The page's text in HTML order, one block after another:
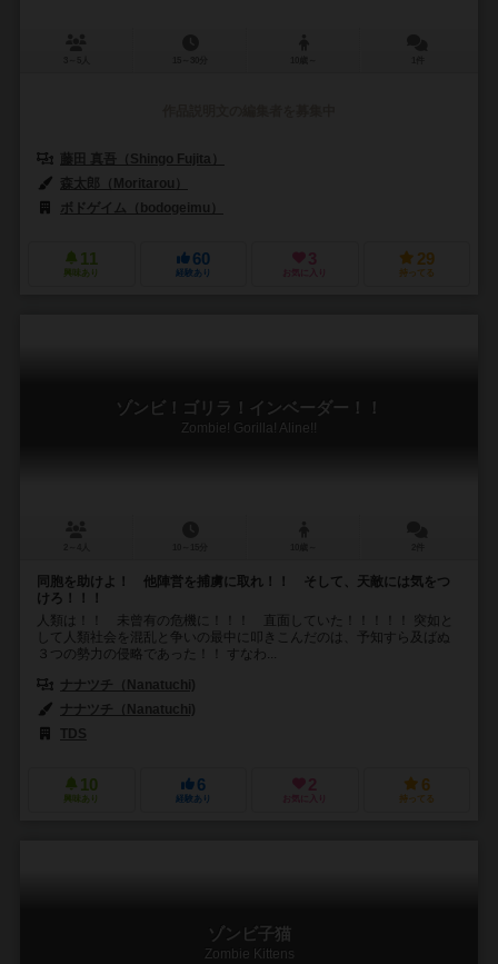
藤田 真吾（Shingo Fujita）
森太郎（Moritarou）
ボドゲイム（bodogeimu）
11
興味あり
60
経験あり
3
お気に入り
29
持ってる
ゾンビ！ゴリラ！インベーダー！！
Zombie! Gorilla! Aline!!
同胞を助けよ！ 他陣営を捕虜に取れ！！ そして、天敵には気をつ
けろ！！！
人類は！！ 未曾有の危機に！！！ 直面していた！！！！！ 突如と
して人類社会を混乱と争いの最中に叩きこんだのは、予知すら及ばぬ
３つの勢力の侵略であった！！ すなわ...
ナナツチ（Nanatuchi)
ナナツチ（Nanatuchi)
TDS
10
興味あり
6
経験あり
2
お気に入り
6
持ってる
ゾンビ子猫
Zombie Kittens